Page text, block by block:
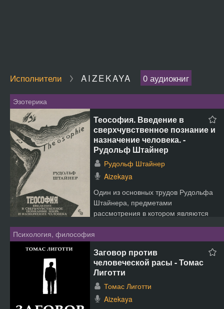
Исполнители AIZEKAYA 0 аудиокниг
Эзотерика
Теософия. Введение в
сверхчувственное познание и
назначение человека. -
Рудольф Штайнер
Рудольф Штайнер
Aizekaya
Один из основных трудов Рудольфа
Штайнера, предметами
рассмотрения в котором являются
существо человека;
перевоплощение ...
Психология, философия
Заговор против
человеческой расы - Томас
Лиготти
Томас Лиготти
Aizekaya